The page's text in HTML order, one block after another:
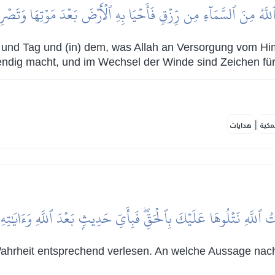
مِنَ ٱلسَّمَآءِ مِن رِّزۡقٖ فَأَحۡيَا بِهِ ٱلۡأَرۡضَ بَعۡدَ مَوۡتِهَا
Tag und (in) dem, was Allah an Versorgung vom
macht, und im Wechsel der Winde sind Zeichen
| هدايات
نَتۡلُوهَا عَلَيۡكَ بِٱلۡحَقِّۖ فَبِأَيِّ حَدِيثِۭ بَعۡدَ ٱللَّهِ
entsprechend verlesen. An welche Aussage